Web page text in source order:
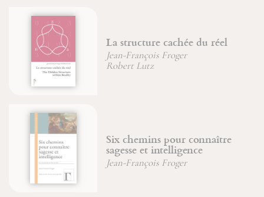
cachée du réel
Froger
pour connaître
et intelligence
Froger
Le livre